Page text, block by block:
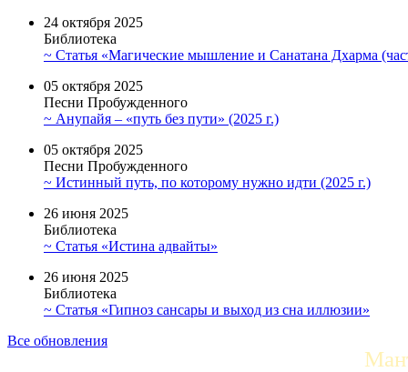
24 октября 2025
Библиотека
~ Статья «Магические мышление и Санатана Дхарма
05 октября 2025
Песни Пробужденного
~ Анупайя – «путь без пути» (2025 г.)
05 октября 2025
Песни Пробужденного
~ Истинный путь, по которому нужно идти (2025 г.)
26 июня 2025
Библиотека
~ Статья «Истина адвайты»
26 июня 2025
Библиотека
~ Статья «Гипноз сансары и выход из сна иллюзии»
Все обновления